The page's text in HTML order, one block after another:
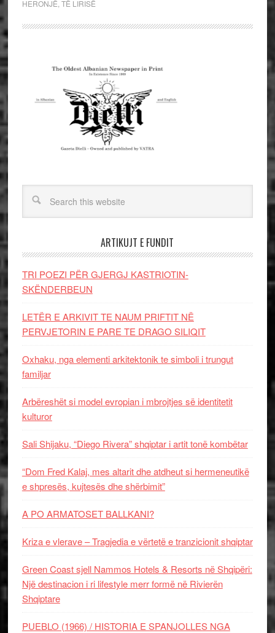
HERONJË TË LIRISË
ARTIKUJT E FUNDIT
TRI POEZI PËR GJERGJ KASTRIOTIN-
SKËNDERBEUN
LETËR E ARKIVIT TE NAUM PRIFTIT NË
PERVJETORIN E PARE TE DRAGO SILIQIT
Oxhaku, nga elementi arkitektonik te simboli i trungut
familjar
Arbëreshët si model evropian i mbrojtjes së identitetit
kulturor
Sali Shijaku, “Diego Rivera” shqiptar i artit tonë kombëtar
“Dom Fred Kalaj, mes altarit dhe atdheut si hermeneutikë
e shpresës, kujtesës dhe shërbimit”
A PO ARMATOSET BALLKANI?
Kriza e vlerave – Tragjedia e vërtetë e tranzicionit shqiptar
Green Coast sjell Nammos Hotels & Resorts në Shqipëri:
Një destinacion i ri lifestyle merr formë në Rivierën
Shqiptare
PUEBLO (1966) / HISTORIA E SPANJOLLES NGA